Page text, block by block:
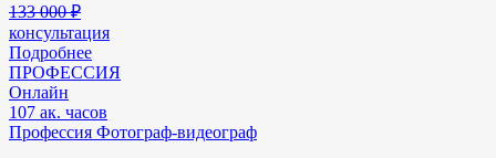
133 000 ₽
консультация
Подробнее
ПРОФЕССИЯ
Онлайн
107 ак. часов
Профессия Фотограф-видеограф